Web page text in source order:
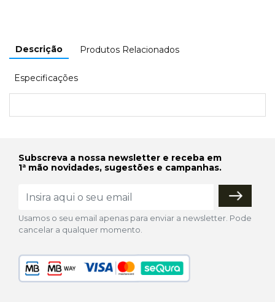
Descrição Produtos Relacionados
Especificações
Subscreva a nossa newsletter e receba em
1ª mão novidades, sugestões e campanhas.
Usamos o seu email apenas para enviar a newsletter. Pode
cancelar a qualquer momento.